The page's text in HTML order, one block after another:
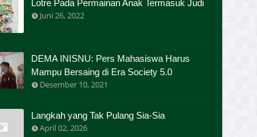
Lotre Pada Permainan Anak Termasuk Judi
Juni 26, 2022
DEMA INISNU: Pers Mahasiswa Harus
Mampu Bersaing di Era Society 5.0
Desember 10, 2021
Langkah yang Tak Pulang Sia-Sia
April 02, 2026